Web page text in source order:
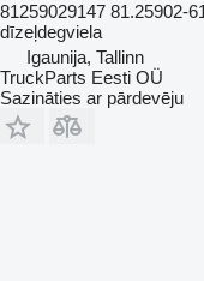
81259029147 81.25902-
dīzeļdegviela
Igaunija, Tallinn
TruckParts Eesti OÜ
Sazināties ar pārdevēju